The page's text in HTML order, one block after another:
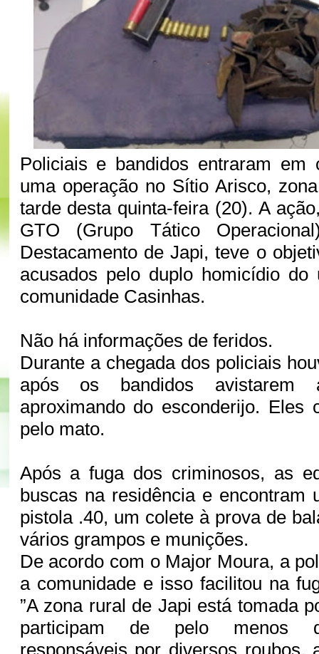
Policiais e bandidos entraram em
uma operação no Sítio Arisco,
tarde desta quinta-feira (20). A
GTO (Grupo Tático
Destacamento de Japi, teve o
acusados pelo duplo homicídio
comunidade Casinhas.
Não há informações de feridos.
Durante a chegada dos policiais
após os bandidos avistarem
aproximando do esconderijo. Eles
pelo mato.
Após a fuga dos criminosos, as
buscas na residência e encontram
pistola .40, um colete à prova de
vários grampos e munições.
De acordo com o Major Moura, a
a comunidade e isso facilitou na
”A zona rural de Japi está tomada
participam de pelo menos